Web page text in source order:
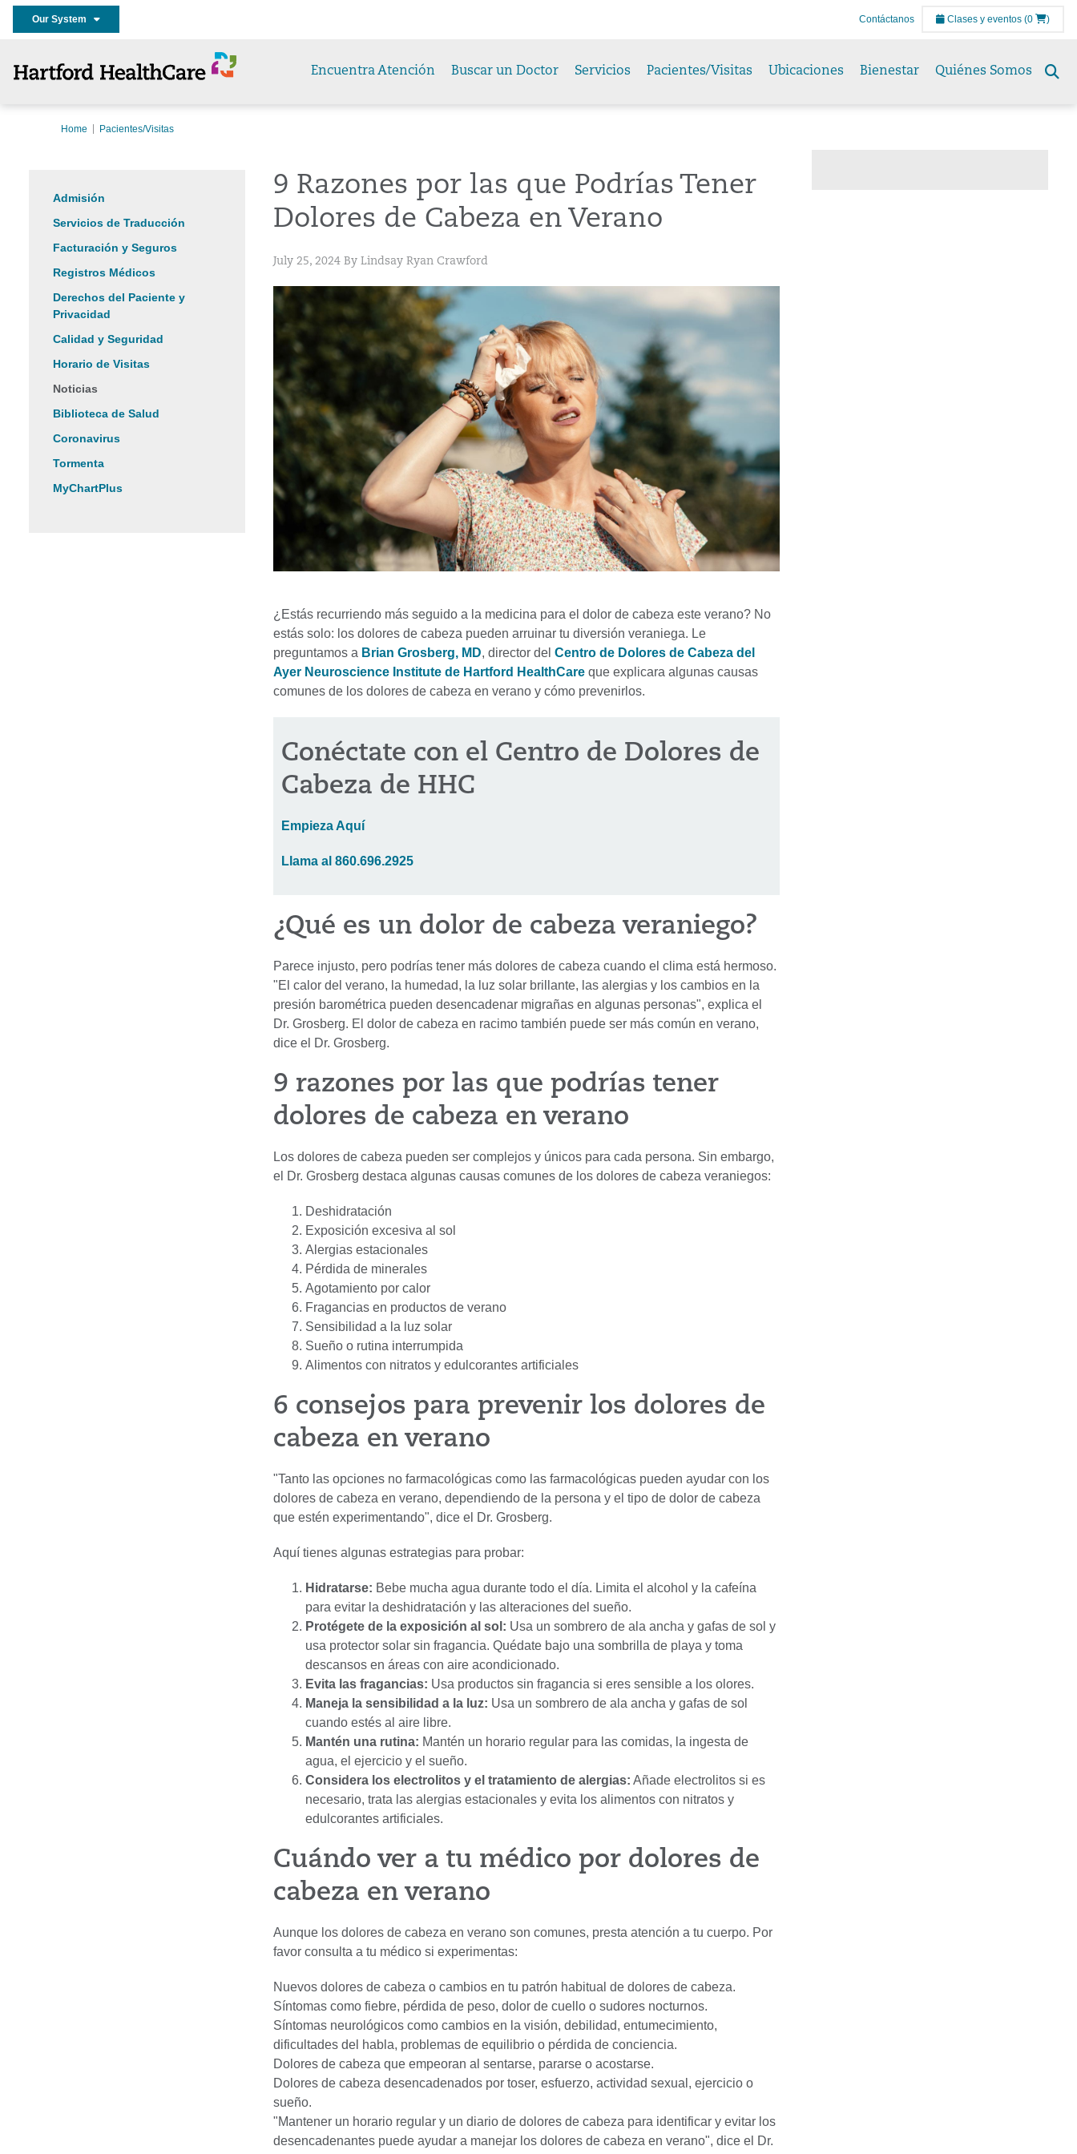
Our System Contáctanos Clases y eventos (0 )
Encuentra Atención Buscar un Doctor Servicios Pacientes/Visitas Ubicaciones Bienestar Quiénes Somos
Home Pacientes/Visitas
Admisión
Servicios de Traducción
Facturación y Seguros
Registros Médicos
Derechos del Paciente y
Privacidad
Calidad y Seguridad
Horario de Visitas
Noticias
Biblioteca de Salud
Coronavirus
Tormenta
MyChartPlus
9 Razones por las que Podrías Tener
Dolores de Cabeza en Verano
July 25, 2024 By Lindsay Ryan Crawford
¿Estás recurriendo más seguido a la medicina para el dolor de cabeza este verano? No
estás solo: los dolores de cabeza pueden arruinar tu diversión veraniega. Le
preguntamos a Brian Grosberg, MD, director del Centro de Dolores de Cabeza del
Ayer Neuroscience Institute de Hartford HealthCare que explicara algunas causas
comunes de los dolores de cabeza en verano y cómo prevenirlos.
Conéctate con el Centro de Dolores de
Cabeza de HHC
Empieza Aquí
Llama al 860.696.2925
¿Qué es un dolor de cabeza veraniego?
Parece injusto, pero podrías tener más dolores de cabeza cuando el clima está hermoso.
"El calor del verano, la humedad, la luz solar brillante, las alergias y los cambios en la
presión barométrica pueden desencadenar migrañas en algunas personas", explica el
Dr. Grosberg. El dolor de cabeza en racimo también puede ser más común en verano,
dice el Dr. Grosberg.
9 razones por las que podrías tener
dolores de cabeza en verano
Los dolores de cabeza pueden ser complejos y únicos para cada persona. Sin embargo,
el Dr. Grosberg destaca algunas causas comunes de los dolores de cabeza veraniegos:
Deshidratación
Exposición excesiva al sol
Alergias estacionales
Pérdida de minerales
Agotamiento por calor
Fragancias en productos de verano
Sensibilidad a la luz solar
Sueño o rutina interrumpida
Alimentos con nitratos y edulcorantes artificiales
6 consejos para prevenir los dolores de
cabeza en verano
"Tanto las opciones no farmacológicas como las farmacológicas pueden ayudar con los
dolores de cabeza en verano, dependiendo de la persona y el tipo de dolor de cabeza
que estén experimentando", dice el Dr. Grosberg.
Aquí tienes algunas estrategias para probar:
Hidratarse: Bebe mucha agua durante todo el día. Limita el alcohol y la cafeína
para evitar la deshidratación y las alteraciones del sueño.
Protégete de la exposición al sol: Usa un sombrero de ala ancha y gafas de sol y
usa protector solar sin fragancia. Quédate bajo una sombrilla de playa y toma
descansos en áreas con aire acondicionado.
Evita las fragancias: Usa productos sin fragancia si eres sensible a los olores.
Maneja la sensibilidad a la luz: Usa un sombrero de ala ancha y gafas de sol
cuando estés al aire libre.
Mantén una rutina: Mantén un horario regular para las comidas, la ingesta de
agua, el ejercicio y el sueño.
Considera los electrolitos y el tratamiento de alergias: Añade electrolitos si es
necesario, trata las alergias estacionales y evita los alimentos con nitratos y
edulcorantes artificiales.
Cuándo ver a tu médico por dolores de
cabeza en verano
Aunque los dolores de cabeza en verano son comunes, presta atención a tu cuerpo. Por
favor consulta a tu médico si experimentas:
Nuevos dolores de cabeza o cambios en tu patrón habitual de dolores de cabeza.
Síntomas como fiebre, pérdida de peso, dolor de cuello o sudores nocturnos.
Síntomas neurológicos como cambios en la visión, debilidad, entumecimiento,
dificultades del habla, problemas de equilibrio o pérdida de conciencia.
Dolores de cabeza que empeoran al sentarse, pararse o acostarse.
Dolores de cabeza desencadenados por toser, esfuerzo, actividad sexual, ejercicio o
sueño.
"Mantener un horario regular y un diario de dolores de cabeza para identificar y evitar los
desencadenantes puede ayudar a manejar los dolores de cabeza en verano", dice el Dr.